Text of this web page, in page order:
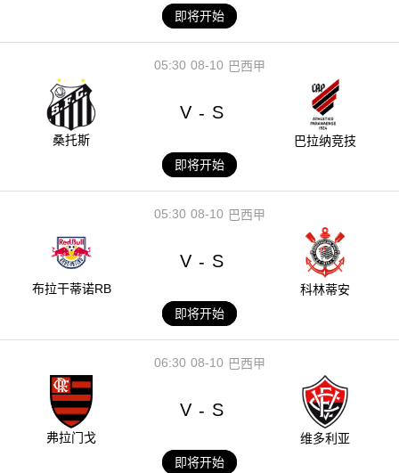
即将开始
08-10
05:30 巴西甲
桑托斯
V - S
巴拉纳竞技
即将开始
08-10
05:30 巴西甲
布拉干蒂诺RB
V - S
科林蒂安
即将开始
08-10
06:30 巴西甲
弗拉门戈
V - S
维多利亚
即将开始